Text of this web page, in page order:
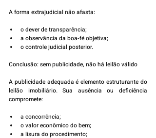
A forma extrajudicial não afasta:
o dever de transparência;
a observância da boa-fé objetiva;
o controle judicial posterior.
Conclusão: sem publicidade, não há leilão válido
A publicidade adequada é elemento estruturante do
leilão imobiliário. Sua ausência ou deficiência
compromete:
a concorrência;
o valor econômico do bem;
a lisura do procedimento;